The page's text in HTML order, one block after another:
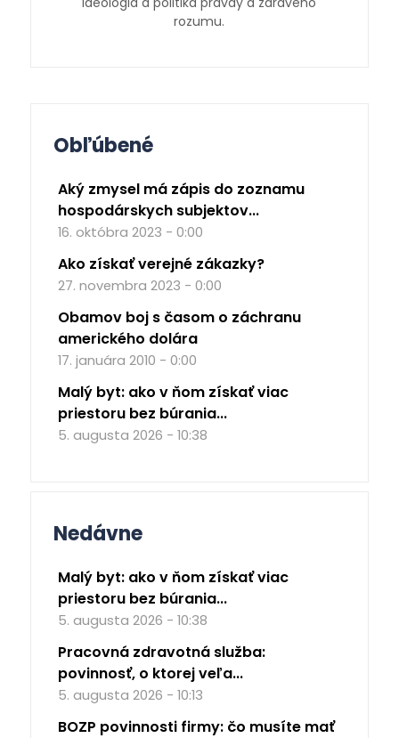
rozumu.
Obľúbené
Aký zmysel má zápis do zoznamu
hospodárskych subjektov...
16. októbra 2023 - 0:00
Ako získať verejné zákazky?
27. novembra 2023 - 0:00
Obamov boj s časom o záchranu
amerického dolára
17. januára 2010 - 0:00
Malý byt: ako v ňom získať viac
priestoru bez búrania...
5. augusta 2026 - 10:38
Nedávne
Malý byt: ako v ňom získať viac
priestoru bez búrania...
5. augusta 2026 - 10:38
Pracovná zdravotná služba:
povinnosť, o ktorej veľa...
5. augusta 2026 - 10:13
BOZP povinnosti firmy: čo musíte mať